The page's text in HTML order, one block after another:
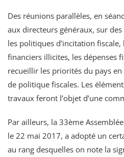
Des réunions parallèles, en
aux directeurs généraux, sur
les politiques d’incitation
financiers illicites, les dépenses
recueillir les priorités du pays
de politique fiscales. Les
travaux feront l’objet d’une
Par ailleurs, la 33ème
le 22 mai 2017, a adopté un
au rang desquelles on note la